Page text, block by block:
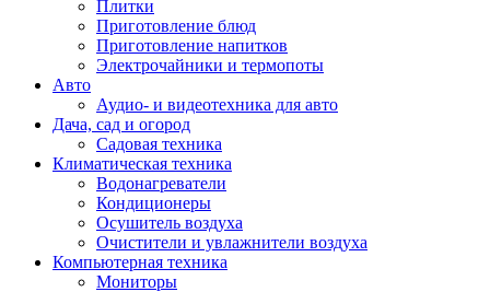
Плитки
Приготовление блюд
Приготовление напитков
Электрочайники и термопоты
Авто
Аудио- и видеотехника для авто
Дача, сад и огород
Садовая техника
Климатическая техника
Водонагреватели
Кондиционеры
Осушитель воздуха
Очистители и увлажнители воздуха
Компьютерная техника
Мониторы